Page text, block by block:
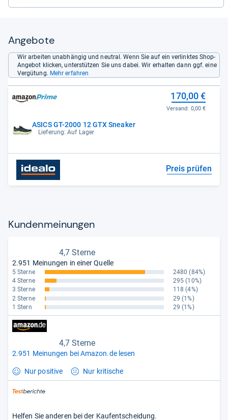
Angebote
Wir arbeiten unabhängig und neutral. Wenn Sie auf ein verlinktes Shop-
Angebot klicken, unterstützen Sie uns dabei. Wir erhalten dann ggf. eine
Vergütung. Mehr erfahren
ASICS GT-2000 12 GTX Sneaker
Lieferung: Auf Lager
170,00 €
Versand: 0,00 €
Preis prüfen
Kun­den­mei­nun­gen
4,7 Sterne
2.951 Meinungen in einer Quelle
5 Sterne 2480 (84%)
4 Sterne
295 (10%)
3 Sterne
118 (4%)
2 Sterne
29 (1%)
1 Stern
29 (1%)
4,7 Sterne
2.951 Meinungen bei Amazon.de lesen
Nur positive Nur kritische
Helfen Sie anderen bei der Kaufentscheidung.